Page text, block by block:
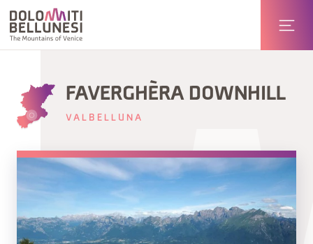
FAVERGHÈRA DOWNHILL
VALBELLUNA